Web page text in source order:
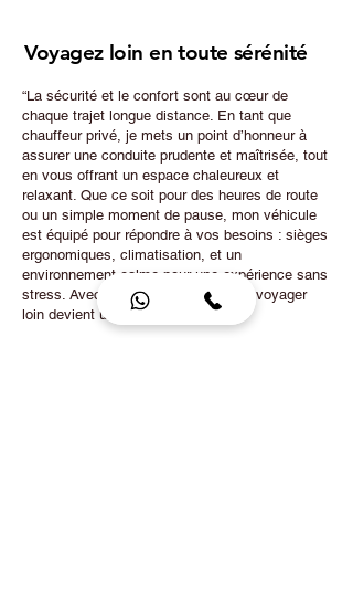
Voyagez loin en toute sérénité
“La sécurité et le confort sont au cœur de
chaque trajet longue distance. En tant que
chauffeur privé, je mets un point d’honneur à
assurer une conduite prudente et maîtrisée, tout
en vous offrant un espace chaleureux et
relaxant. Que ce soit pour des heures de route
ou un simple moment de pause, mon véhicule
est équipé pour répondre à vos besoins : sièges
ergonomiques, climatisation, et un
environnement calme pour une expérience sans
stress. Avec
RBCHAUFFEURLYON
, voyager
loin devient un véritable plaisir.”